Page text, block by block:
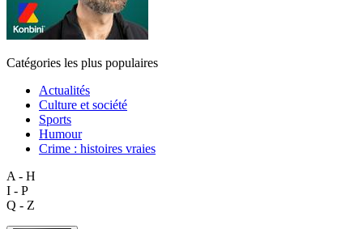
Catégories les plus populaires
Actualités
Culture et société
Sports
Humour
Crime : histoires vraies
A - H
I - P
Q - Z